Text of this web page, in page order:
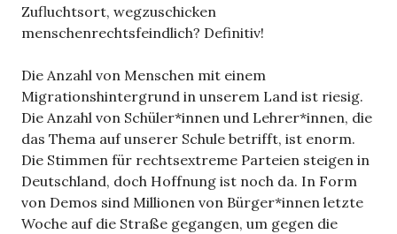
Zufluchtsort, wegzuschicken
menschenrechtsfeindlich? Definitiv!
Die Anzahl von Menschen mit einem
Migrationshintergrund in unserem Land ist riesig.
Die Anzahl von Schüler*innen und Lehrer*innen, die
das Thema auf unserer Schule betrifft, ist enorm.
Die Stimmen für rechtsextreme Parteien steigen in
Deutschland, doch Hoffnung ist noch da. In Form
von Demos sind Millionen von Bürger*innen letzte
Woche auf die Straße gegangen, um gegen die